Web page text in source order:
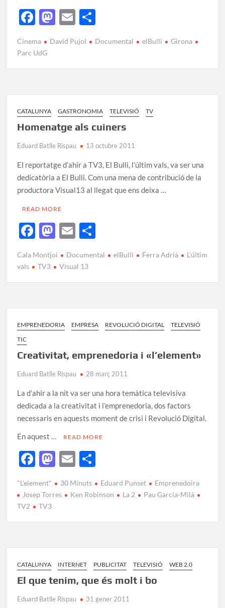
F
e
b
o
k
M
to
d
n
E
ail m
p
te
ix
Cinema David Pujol Documental elBulli
Girona
Parc UdG
CATALUNYA GASTRONOMIA TELEVISIÓ TV
Homenatge als cuiners
Eduard Batlle Rispau 13 octubre 2011
El reportatge d’ahir a TV3, El Bulli, l’últim vals, va ser una
dedicatòria a El Bulli. Com una mena de contribució de la
productora Visual13 al llegat que ens deixa …
READ MORE
F
e
b
o
k
M
to
d
n
E
ail m
p
te
ix
Cala Montjoi Documental elBulli Ferra Adrià
L'últim
vals
TV3 Visual 13
EMPRENEDORIA EMPRESA REVOLUCIÓ DIGITAL
TELEVISIÓ
TIC
Creativitat, emprenedoria i «l’element»
Eduard Batlle Rispau 28 març 2011
La d’ahir a la nit va ser una hora temàtica televisiva
dedicada a la creativitat i l’emprenedoria, dos factors
necessaris en aquests moment de crisi i Revolució Digital.
En aquest …
READ MORE
F
e
b
o
M
to
o
E
ail m
ar
"L'element" 30 Minuts Eduard Punset
Emprenedoira
Josep Torres
Ken Robinson La 2
Pau Garcia-Milà
TV2
TV3
CATALUNYA INTERNET PUBLICITAT TELEVISIÓ WEB 2.0
El que tenim, que és molt i bo
Eduard Batlle Rispau 31 gener 2011